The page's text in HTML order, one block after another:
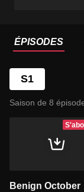
ÉPISODES
S1
Saison de 8
Benign October